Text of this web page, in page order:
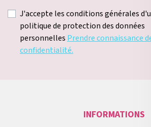
J'accepte les conditions générales
politique de protection des données
personnelles Prendre connaissance
confidentialité.
INFORMATIONS